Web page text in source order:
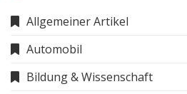
Allgemeiner Artikel
Automobil
Bildung & Wissenschaft